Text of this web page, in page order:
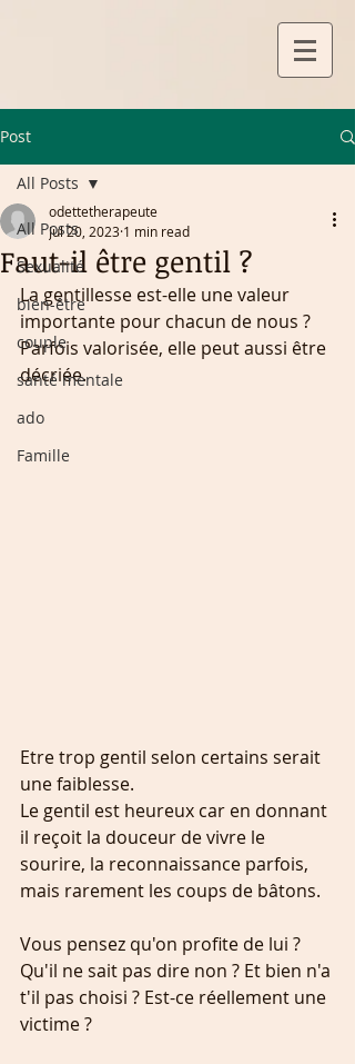
Post
All Posts
Sexualité
bien-être
couple
santé mentale
ado
Famille
All Posts
Faut-il être gentil ?
odettetherapeute
Jul 20, 2023 1 min read
La gentillesse est-elle une valeur
importante pour chacun de nous ?
Parfois valorisée, elle peut aussi être
décriée.
Etre trop gentil selon certains serait
une faiblesse.
Le gentil est heureux car en donnant
il reçoit la douceur de vivre le
sourire, la reconnaissance parfois,
mais rarement les coups de bâtons.
Vous pensez qu'on profite de lui ?
Qu'il ne sait pas dire non ? Et bien n'a
t'il pas choisi ? Est-ce réellement une
victime ?